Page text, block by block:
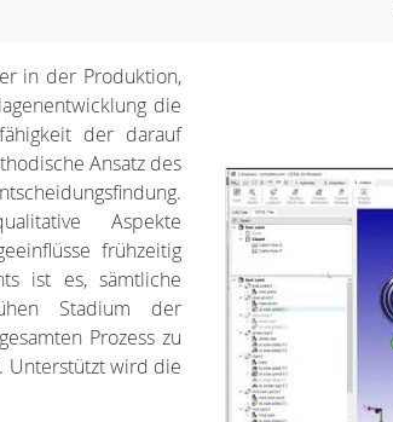
in der Produktion,
die
der darauf
Ansatz des
Aspekte
frühzeitig
ist es, sämtliche
Stadium der
Prozess zu
Unterstützt wird die